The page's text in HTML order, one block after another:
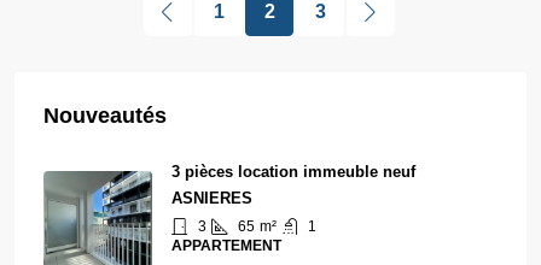
1 2 3
Nouveautés
3 pièces location immeuble neuf
ASNIERES
3 65 m²
1
APPARTEMENT